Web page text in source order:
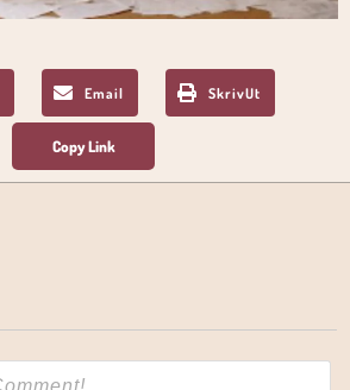
Email SkrivUt